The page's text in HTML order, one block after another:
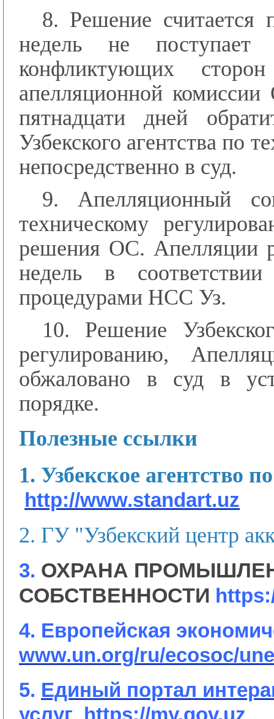
8. Решение считается
недель не
конфликтующих
апелляционной
пятнадцати дней
Узбекского агентства по
непосредственно в суд.
9. Апелляционный
техническому
решения ОС. Апелляции
недель в
процедурами НСС Уз.
10. Решение
регулированию,
обжаловано в суд в
порядке.
Полезные ссылки
1. Узбекское агентство
http://www.standart.uz
2. ГУ "Узбекский центр
3. ОХРАНА
СОБСТВЕННОСТИ
4. Европейская
www.un.org/ru/ecosoc/
5. Единый портал